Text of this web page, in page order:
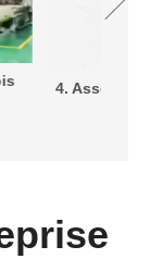
l'armoire